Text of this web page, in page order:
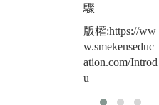
驟
版權:https://ww
w.smekenseduc
ation.com/Introd
u